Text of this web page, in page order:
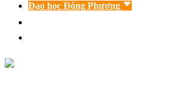
Đạo học Đông Phương